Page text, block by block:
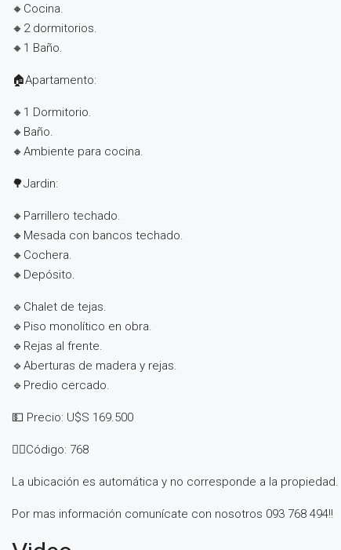
🔸Cocina.
🔸2 dormitorios.
🔸1 Baño.
🏠Apartamento:
🔸1 Dormitorio.
🔸Baño.
🔸Ambiente para cocina.
🌳Jardin:
🔸Parrillero techado.
🔸Mesada con bancos techado.
🔸Cochera.
🔸Depósito.
🔹Chalet de tejas.
🔹Piso monolítico en obra.
🔹Rejas al frente.
🔹Aberturas de madera y rejas.
🔹Predio cercado.
💵 Precio: U$S 169.500
👉🏻Código: 768
La ubicación es automática y no corresponde a la propiedad.
Por mas información comunícate con nosotros 093 768 494!!